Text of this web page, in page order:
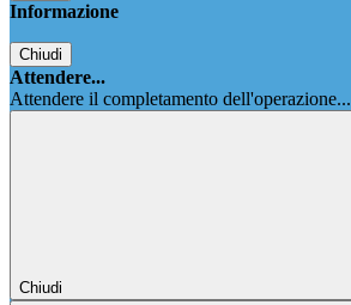
Informazione
Chiudi
Attendere...
Attendere il completamento dell'operazione...
Chiudi